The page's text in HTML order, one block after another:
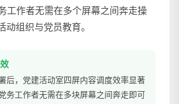
工作者无需在多个屏幕之间奔走操
动组织与党员教育。
后，党建活动室四屏内容调度效率显著
务工作者无需在多块屏幕之间奔走即可